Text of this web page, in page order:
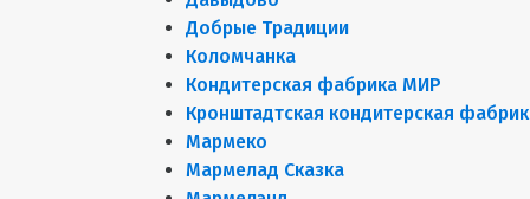
Добрые Традиции
Коломчанка
Кондитерская фабрика МИР
Кронштадтская кондитерская
Мармеко
Мармелад Сказка